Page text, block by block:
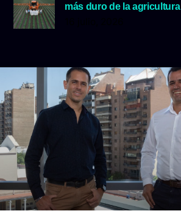
más duro de la